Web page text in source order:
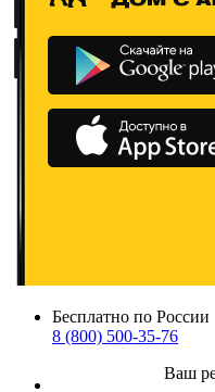
Бесплатно по России
8 (800) 500-35-76
Ваш